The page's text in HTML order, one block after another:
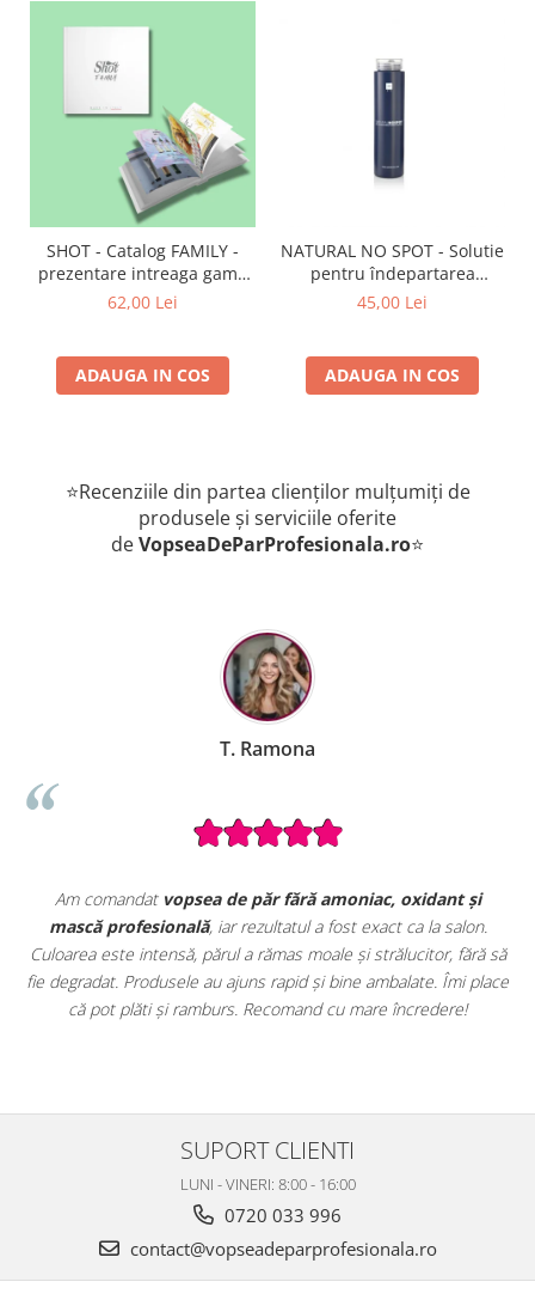
SHOT - Catalog FAMILY -
prezentare intreaga gama
de produse
62,00 Lei
ADAUGA IN COS
NATURAL NO SPOT - Solutie
pentru îndepartarea
petelor de vopsea de pe
45,00 Lei
ADAUGA IN COS
⭐Recenziile din partea clienților mulțumiți de
produsele și serviciile oferite
deVopseaDeParProfesionala.ro⭐
salon.
fără să
Îmi place
B. Mihaela
Seturile promoționale de pe
extrem de avantajoase. Am achiziționat unset
vopsele profesionale cu oxidanți și nuanțar , perfect
uz profesional. Calitate foarte bună la un preț excelent.
clar că sunt produse originale, destinate rezultatelor de
SUPORT CLIENTI
LUNI - VINERI: 8:00 - 16:00
0720 033 996
contact@vopseadeparprofesionala.ro